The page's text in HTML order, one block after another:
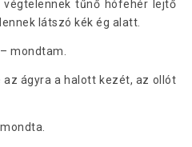
végtelennek tűnő hófehér lejtő
látszó kék ég alatt.
mondtam.
ágyra a halott kezét, az ollót